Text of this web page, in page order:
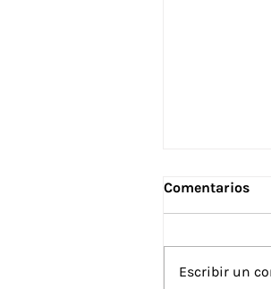
Comentarios
Escribir un